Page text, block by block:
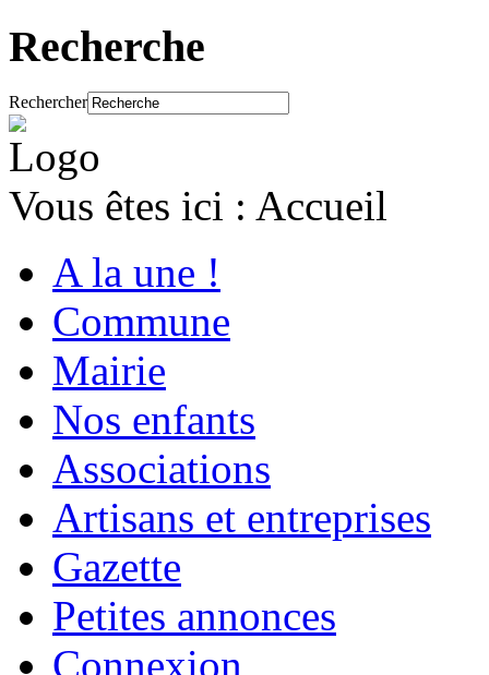
Recherche
Rechercher
Vous êtes ici : Accueil
A la une !
Commune
Mairie
Nos enfants
Associations
Artisans et entreprises
Gazette
Petites annonces
Connexion